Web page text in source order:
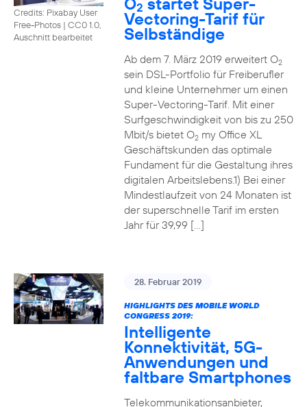
Credits: Pixabay User
Free-Photos | CC0 1.0,
Auschnitt bearbeitet
2
Vectoring-Tarif für
Selbständige
Ab dem 7. März 2019 erweitert O2
sein DSL-Portfolio für Freiberufler
und kleine Unternehmer um einen
Super-Vectoring-Tarif. Mit einer
Surfgeschwindigkeit von bis zu 250
Mbit/s bietet O2my Office XL
Geschäftskunden das optimale
Fundament für die Gestaltung ihres
digitalen Arbeitslebens.1) Bei einer
Mindestlaufzeit von 24 Monaten ist
der superschnelle Tarif im ersten
Jahr für 39,99 […]
28. Februar 2019
HIGHLIGHTS DES MOBILE WORLD
CONGRESS 2019:
Intelligente
Konnektivität, 5G-
Anwendungen und
faltbare Smartphones
Telekommunikationsanbieter,